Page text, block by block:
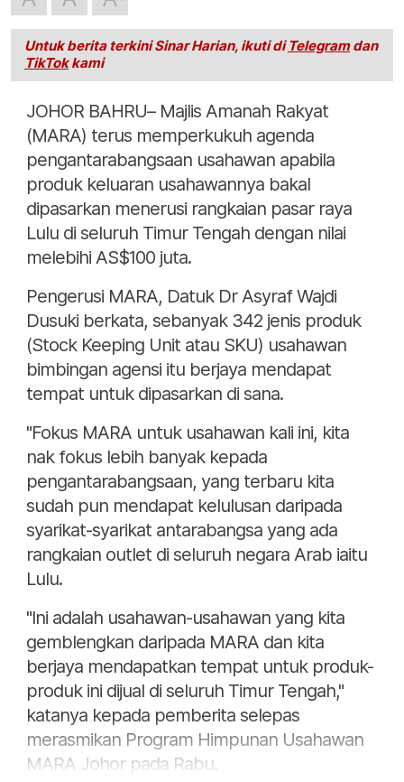
Untuk berita terkini Sinar Harian, ikuti di Telegramdan
TikTokkami
JOHOR BAHRU– Majlis Amanah Rakyat
(MARA) terus memperkukuh agenda
pengantarabangsaan usahawan apabila
produk keluaran usahawannya bakal
dipasarkan menerusi rangkaian pasar raya
Lulu di seluruh Timur Tengah dengan nilai
melebihi AS$100 juta.
Pengerusi MARA, Datuk Dr Asyraf Wajdi
Dusuki berkata, sebanyak 342 jenis produk
(Stock Keeping Unit atau SKU) usahawan
bimbingan agensi itu berjaya mendapat
tempat untuk dipasarkan di sana.
"Fokus MARA untuk usahawan kali ini, kita
nak fokus lebih banyak kepada
pengantarabangsaan, yang terbaru kita
sudah pun mendapat kelulusan daripada
syarikat-syarikat antarabangsa yang ada
rangkaian outlet di seluruh negara Arab iaitu
Lulu.
"Ini adalah usahawan-usahawan yang kita
gemblengkan daripada MARA dan kita
berjaya mendapatkan tempat untuk produk-
produk ini dijual di seluruh Timur Tengah,"
katanya kepada pemberita selepas
merasmikan Program Himpunan Usahawan
MARA Johor pada Rabu.